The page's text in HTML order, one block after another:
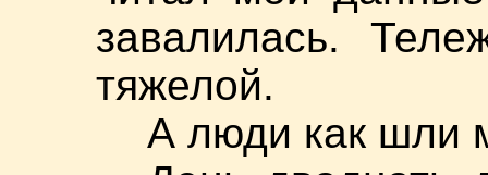
завалилась.
тяжелой.
А люди как шли